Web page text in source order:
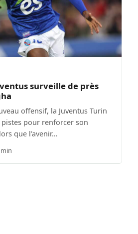
surveille de près
offensif, la Juventus Turin
pour renforcer son
que l’avenir…